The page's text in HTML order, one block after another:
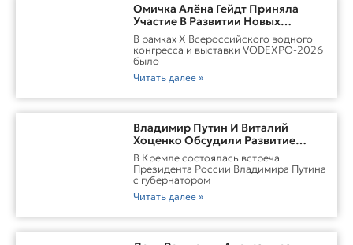
Омичка Алёна Гейдт Приняла
Участие В Развитии Новых
Карьерных Моделей Для Водной
Отрасли России
В рамках X Всероссийского водного
конгресса и выставки VODEXPO-2026
было
Читать далее »
Владимир Путин И Виталий
Хоценко Обсудили Развитие
Омской Области
В Кремле состоялась встреча
Президента России Владимира Путина
с губернатором
Читать далее »